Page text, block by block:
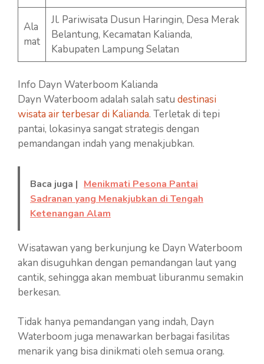
Ala
mat
Jl. Pariwisata Dusun Haringin, Desa Merak
Belantung, Kecamatan Kalianda,
Kabupaten Lampung Selatan
Info Dayn Waterboom Kalianda
Dayn Waterboom adalah salah satu destinasi
wisata air terbesar di Kalianda. Terletak di tepi
pantai, lokasinya sangat strategis dengan
pemandangan indah yang menakjubkan.
Baca juga | Menikmati Pesona Pantai
Sadranan yang Menakjubkan di Tengah
Ketenangan Alam
Wisatawan yang berkunjung ke Dayn Waterboom
akan disuguhkan dengan pemandangan laut yang
cantik, sehingga akan membuat liburanmu semakin
berkesan.
Tidak hanya pemandangan yang indah, Dayn
Waterboom juga menawarkan berbagai fasilitas
menarik yang bisa dinikmati oleh semua orang.